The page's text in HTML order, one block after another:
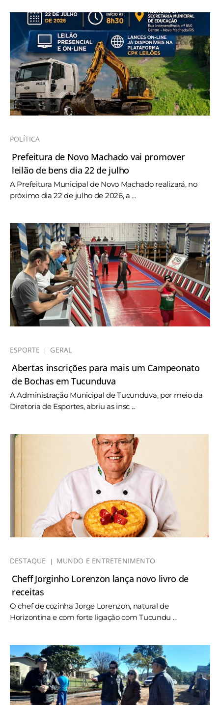
POLÍTICA
Prefeitura de Novo Machado vai promover
leilão de bens dia 22 de julho
A Prefeitura Municipal de Novo Machado realizará, no
próximo dia 22 de julho de 2026, a ...
ESPORTE GERAL
Abertas inscrições para mais um Campeonato
de Bochas em Tucunduva
A Administração Municipal de Tucunduva, por meio da
Diretoria de Esportes, abriu as insc ...
DESTAQUE MUNDO E ENTRETENIMENTO
Cheff Jorginho Lorenzon lança novo livro de
receitas
O chef de cozinha Jorge Lorenzon, natural de
Horizontina e com forte ligação com Tucundu ...